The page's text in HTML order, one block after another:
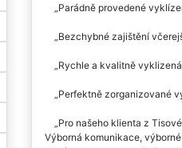
Parádně provedené
Bezchybné zajištění
Rychle a kvalitně
Perfektně zorganizované
Pro našeho klienta z
Výborná komunikace,